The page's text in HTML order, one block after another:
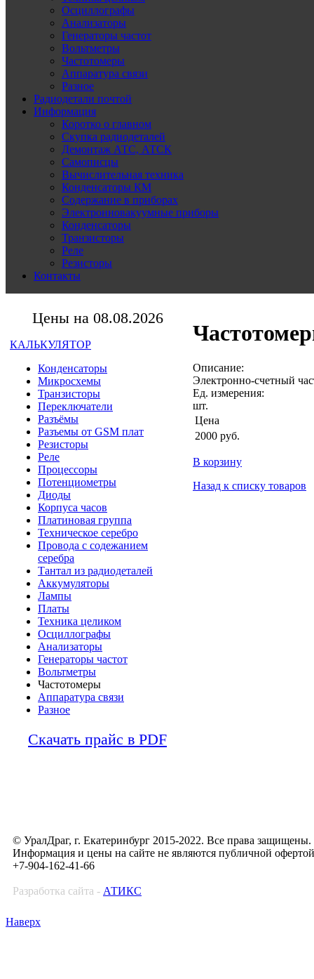
Осциллографы
Анализаторы
Генераторы частот
Вольтметры
Частотомеры
Аппаратура связи
Разное
Радиодетали почтой
Информация
Коротко о главном
Скупка радиодеталей
Демонтаж АТС, АТСК
Самописцы
Вычислительная техника
Конденсаторы КМ
Содержание в приборах
Электронновакуумные приборы
Конденсаторы
Транзисторы
Реле
Резисторы
Контакты
Цены на 08.08.2026
КАЛЬКУЛЯТОР
Конденсаторы
Микросхемы
Транзисторы
Переключатели
Разъёмы
Разъемы от GSM плат
Резисторы
Реле
Процессоры
Потенциометры
Диоды
Корпуса часов
Платиновая группа
Техническое серебро
Провода с содежанием
серебра
Тантал из радиодеталей
Аккумуляторы
Лампы
Платы
Техника целиком
Осциллографы
Анализаторы
Генераторы частот
Вольтметры
Частотомеры
Аппаратура связи
Разное
Скачать прайс в PDF
Описание:
Электронно-счетный
Ед. измерения:
шт.
Цена
2000 руб.
В корзину
Назад к списку товаров
© УралДраг, г. Екатеринбург 2015-2022. Все права защищены.
Информация и цены на сайте не являются публичной офертой
+7-904-162-41-66
Разработка сайта - АТИКС
Наверх